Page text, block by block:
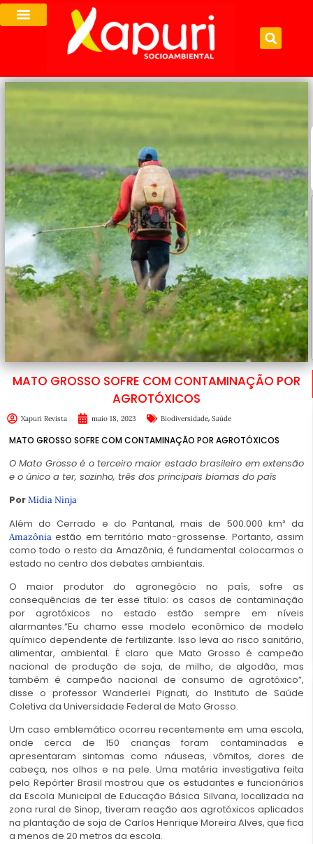
MATO GROSSO SOFRE COM CONTAMINAÇÃO POR
AGROTÓXICOS
Xapuri Revista maio 18, 2023 Biodiversidade, Saúde
MATO GROSSO SOFRE COM CONTAMINAÇÃO POR AGROTÓXICOS
O Mato Grosso é o terceiro maior estado brasileiro em extensão
e o único a ter, sozinho, três dos principais biomas do país
PorMídia Ninja
Além do Cerrado e do Pantanal, mais de 500.000 km² da
Amazônia estão em território mato-grossense. Portanto, assim
como todo o resto da Amazônia, é fundamental colocarmos o
estado no centro dos debates ambientais.
O maior produtor do agronegócio no país, sofre as
consequências de ter esse título: os casos de contaminação
por agrotóxicos no estado estão sempre em níveis
alarmantes.“Eu chamo esse modelo econômico de modelo
químico dependente de fertilizante. Isso leva ao risco sanitário,
alimentar, ambiental. É claro que Mato Grosso é campeão
nacional de produção de soja, de milho, de algodão, mas
também é campeão nacional de consumo de agrotóxico”,
disse o professor Wanderlei Pignati, do Instituto de Saúde
Coletiva da Universidade Federal de Mato Grosso.
Um caso emblemático ocorreu recentemente em uma escola,
onde cerca de 150 crianças foram contaminadas e
apresentaram sintomas como náuseas, vômitos, dores de
cabeça, nos olhos e na pele. Uma matéria investigativa feita
pelo Repórter Brasil mostrou que os estudantes e funcionários
da Escola Municipal de Educação Básica Silvana, localizada na
zona rural de Sinop, tiveram reação aos agrotóxicos aplicados
na plantação de soja de Carlos Henrique Moreira Alves, que fica
a menos de 20 metros da escola.